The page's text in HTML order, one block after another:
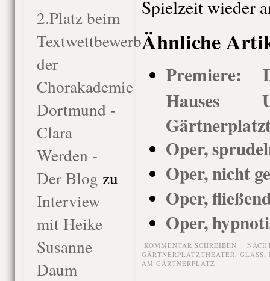
2.Platz beim
Textwettbewerb
der
Chorakademie
Dortmund -
Clara
Werden -
Der Blog zu
Interview
mit Heike
Susanne
Daum
Spielzeit wieder
Ähnliche
Premiere:
Hauses
Oper,
Oper, nicht
Oper,
Oper,
KOMMENTAR SCHREIBEN
GÄRTNERPLATZTHEATER, GLASS,
AM GÄRTNERPLATZ